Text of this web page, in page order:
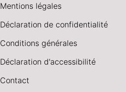
Mentions légales
Déclaration de confidentialité
Conditions générales
Déclaration d'accessibilité
Contact